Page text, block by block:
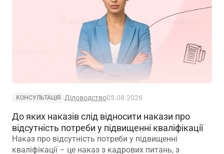
КОНСУЛЬТАЦІЯ Діловодство05.08.2026
До яких наказів слід відносити накази про
відсутність потреби у підвищенні кваліфікації
Наказ про відсутність потреби у підвищенні
кваліфікації – це наказ з кадрових питань, з